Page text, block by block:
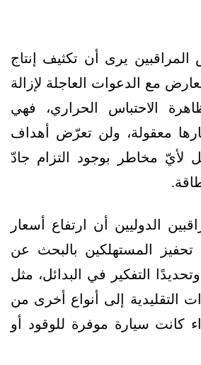
يرى أن تكثيف إنتاج
مع الدعوات العاجلة لإزالة
الاحتباس الحراري، فهي
معقولة، ولن تعرّض أهداف
لأيّ مخاطر بوجود التزام جادّ
الدوليين أن ارتفاع أسعار
المستهلكين بالبحث عن
التفكير في البدائل، مثل
التقليدية إلى أنواع أخرى من
كانت سيارة موفرة للوقود أو